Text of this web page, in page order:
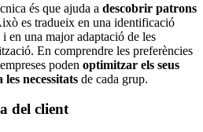
és que ajuda a descobrir patrons
es tradueix en una identificació
en una major adaptació de les
En comprendre les preferències
poden optimitzar els seus
necessitats de cada grup.
del client